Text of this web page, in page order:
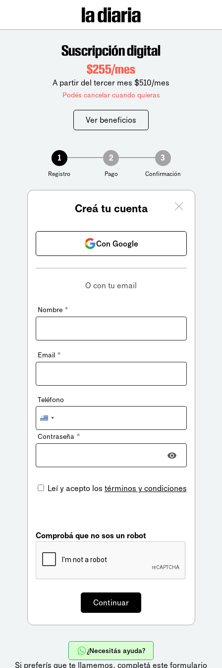
Suscripción digital
$255/mes
A partir del tercer mes $510/mes
Podés cancelar cuando quieras
Ver beneficios
1
Registro
2
Pago
3
Confirmación
Creá tu cuenta
Con Google
O con tu email
Nombre *
Email *
Teléfono
Uruguay
+598
Contraseña *
Leí y acepto los términos y condiciones
Comprobá que no sos un robot
¿Necesitás ayuda?
Si preferís que te llamemos, completá este formulario